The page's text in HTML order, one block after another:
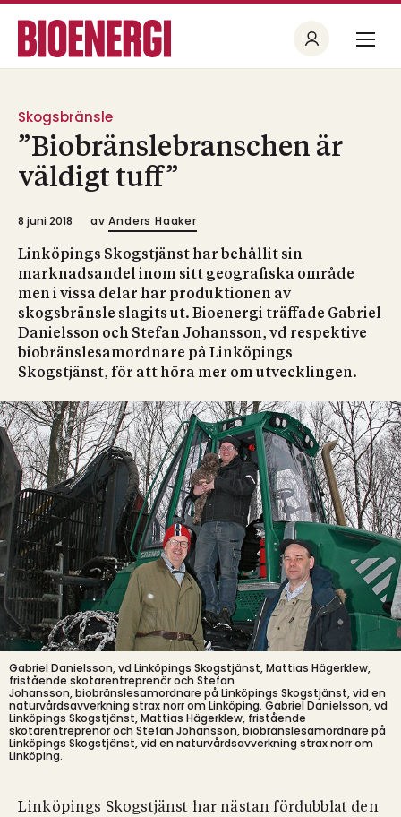
Skogsbränsle
”Biobränslebranschen är
väldigt tuff”
8 juni 2018 av Anders Haaker
Linköpings Skogstjänst har behållit sin
marknadsandel inom sitt geografiska område
men i vissa delar har produktionen av
skogsbränsle slagits ut. Bioenergi träffade Gabriel
Danielsson och Stefan Johansson, vd respektive
biobränslesamordnare på Linköpings
Skogstjänst, för att höra mer om utvecklingen.
Gabriel Danielsson, vd Linköpings Skogstjänst, Mattias Hägerklew,
fristående skotarentreprenör och Stefan
Johansson, biobränslesamordnare på Linköpings Skogstjänst, vid en
naturvårdsavverkning strax norr om Linköping. Gabriel Danielsson, vd
Linköpings Skogstjänst, Mattias Hägerklew, fristående
skotarentreprenör och Stefan Johansson, biobränslesamordnare på
Linköpings Skogstjänst, vid en naturvårdsavverkning strax norr om
Linköping.
Linköpings Skogstjänst har nästan fördubblat den